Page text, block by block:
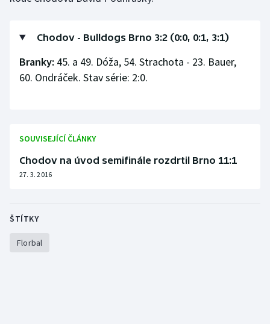
Plavání
Ragby
Rychlobruslení
Short track
Chodov - Bulldogs Brno 3:2 (0:0, 0:1, 3:1)
Branky: 45. a 49. Dóža, 54. Strachota - 23. Bauer,
60. Ondráček. Stav série: 2:0.
SOUVISEJÍCÍ ČLÁNKY
Chodov na úvod semifinále rozdrtil Brno 11:1
27. 3. 2016
ŠTÍTKY
Florbal